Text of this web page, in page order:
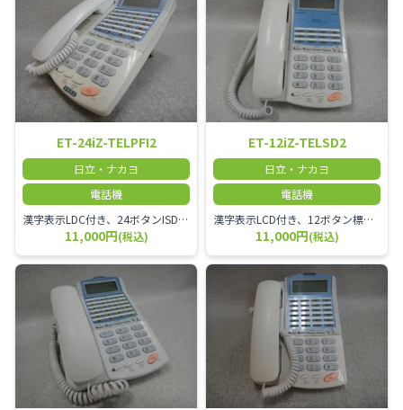
ET-24iZ-TELPFI2
日立・ナカヨ
電話機
漢字表示LDC付き、24ボタンISDN停電用電話機2、ISDN停電直通、S/T点接続コネクタ
11,000円(税込)
ET-12iZ-TELSD2
日立・ナカヨ
電話機
漢字表示LCD付き、12ボタン標準電話機 本商品は中古品となります。 写真では分かりにくいキズ・汚れ・欠けなどの使用感があります。 予めご理解・ご了承頂きますようお願い致します。 中古品の為、細かい傷・落ちない汚れ、また経年変化により材質の色味変化がございます。
11,000円(税込)